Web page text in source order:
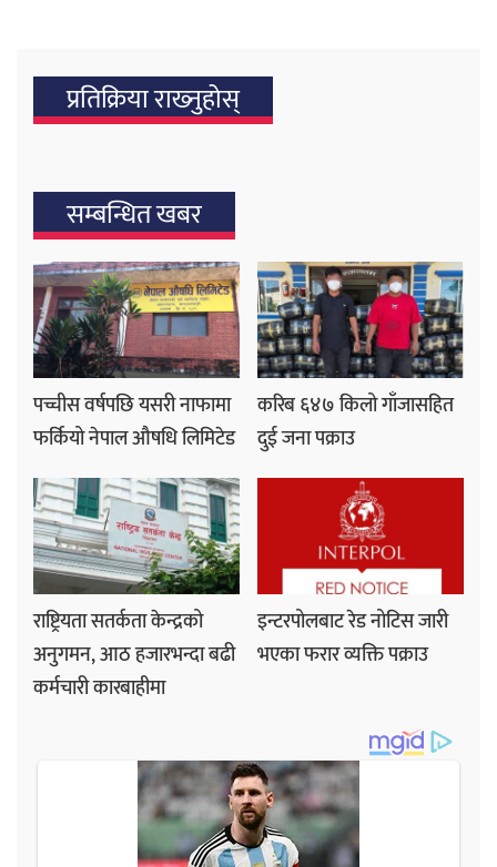
प्रतिक्रिया राख्‍नुहोस्
सम्बन्धित खबर
पच्चीस वर्षपछि यसरी नाफामा
फर्कियो नेपाल औषधि लिमिटेड
करिब ६४७ किलो गाँजासहित
दुई जना पक्राउ
राष्ट्रियता सतर्कता केन्द्रको
अनुगमन, आठ हजारभन्दा बढी
कर्मचारी कारबाहीमा
इन्टरपोलबाट रेड नोटिस जारी
भएका फरार व्यक्ति पक्राउ